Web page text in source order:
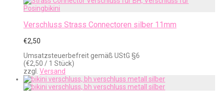
Verschluss Strass Connectoren silber 11mm
€2,50
Umsatzsteuerbefreit gemäß UStG §6
(€2,50 / 1 Stück)
zzgl. Versand